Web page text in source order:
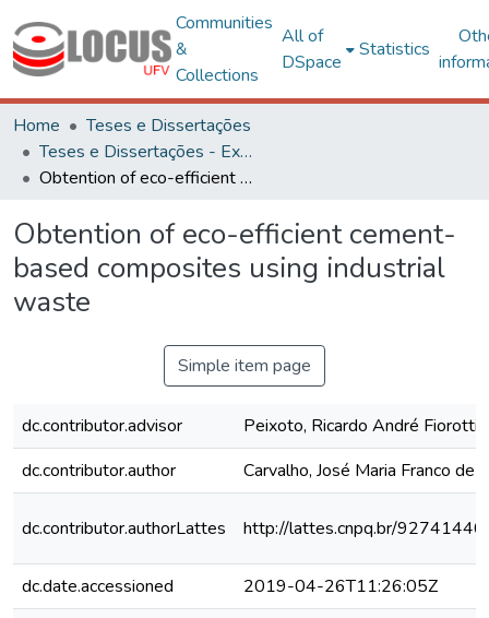
Communities
&
Collections
All of
DSpace
Statistics
Home
Teses e Dissertações
Teses e Dissertações - Externas
Obtention of eco-efficient cement-based composites using industrial waste
Obtention of eco-efficient cement-
based composites using industrial
waste
Simple item page
dc.contributor.advisor
Peixoto, Ricardo André Fiorotti
dc.contributor.author
Carvalho, José Maria Franco de
dc.contributor.authorLattes http://lattes.cnpq.br/
dc.date.accessioned
2019-04-26T11:26:05Z